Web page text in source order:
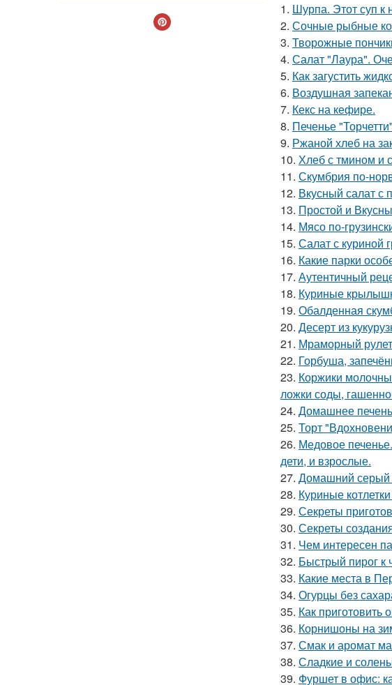
1. Шурпа. Этот суп к
2. Сочные рыбные
3. Творожные
4. Салат "Лаура".
5. Как загустить
6. Воздушная
7. Кекс на кефире.
8. Печенье
9. Ржаной хлеб на
10. Хлеб с тмином и
11. Скумбрия по-
12. Вкусный салат с
13. Простой и
14. Мясо по-
15. Салат с куриной
16. Какие парки
17. Аутентичный
18. Куриные
19. Обалденная
20. Десерт из
21. Мраморный
22. Горбуша,
23. Коржики
ложки соды,
24. Домашнее
25. Торт
26. Медовое
дети, и взрослые.
27. Домашний серый
28. Куриные
29. Секреты
30. Секреты
31. Чем интересен
32. Быстрый пирог к
33. Какие места в
34. Огурцы без
35. Как приготовить
36. Корнишоны на
37. Смак и аромат
38. Сладкие и
39. Фуршет в офис: